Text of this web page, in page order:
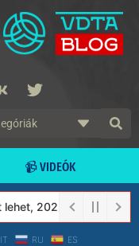
📹 VIDEÓK
tól a Védett
IT RU ES